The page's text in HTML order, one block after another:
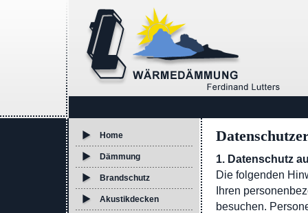
Home
Dämmung
Brandschutz
Akustikdecken
1. Datenschutz
Die folgenden
Ihren
besuchen.